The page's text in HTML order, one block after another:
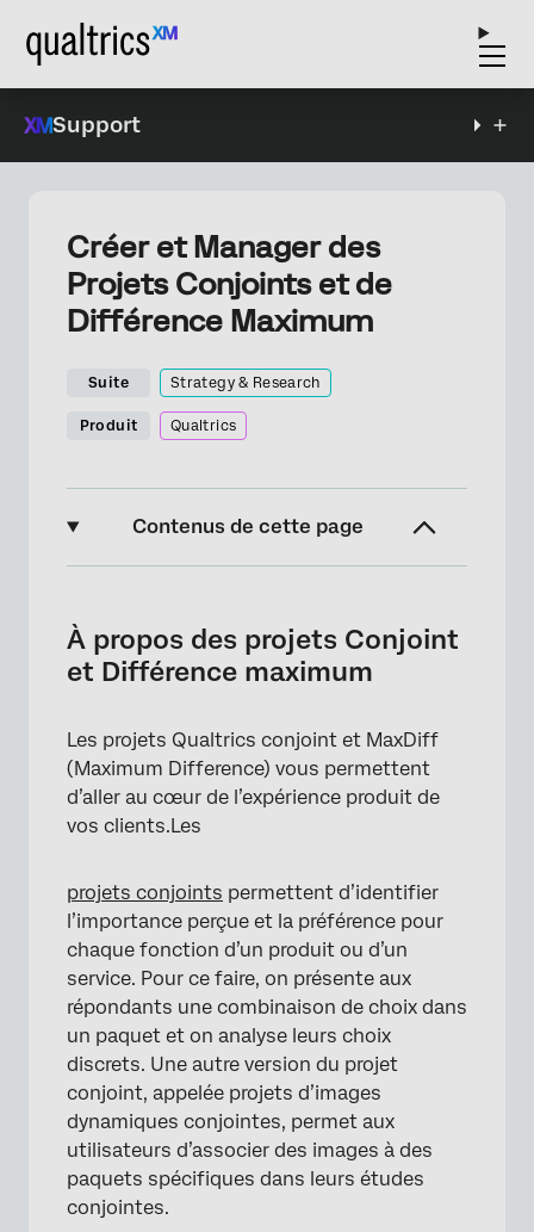
Support
Créer et Manager des
Projets Conjoints et de
Différence Maximum
Suite Strategy & Research
Produit Qualtrics
Contenus de cette page
Création d’un projet conjoint ou d’une
différence maximum
Collaborer sur les conjoints et les différences
maximums
Renommer le projet
À propos des projets Conjoint
et Différence maximum
Les projets Qualtrics conjoint et MaxDiff
(Maximum Difference) vous permettent
d’aller au cœur de l’expérience produit de
vos clients.Les
projets conjoints permettent d’identifier
l’importance perçue et la préférence pour
chaque fonction d’un produit ou d’un
service. Pour ce faire, on présente aux
répondants une combinaison de choix dans
un paquet et on analyse leurs choix
discrets. Une autre version du projet
conjoint, appelée projets d’images
dynamiques conjointes, permet aux
utilisateurs d’associer des images à des
paquets spécifiques dans leurs études
conjointes.